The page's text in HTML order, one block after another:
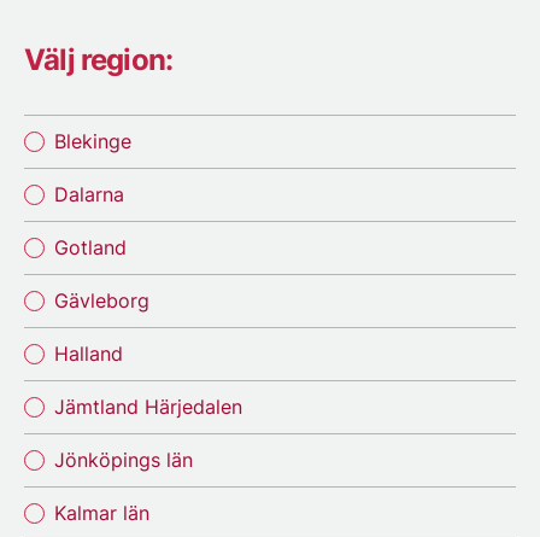
Välj region:
Blekinge
Dalarna
Gotland
Gävleborg
Halland
Jämtland Härjedalen
Jönköpings län
Kalmar län